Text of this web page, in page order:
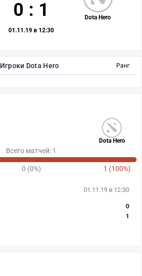
Ранг
Игроки Dota Hero
Dota Hero
0 : 1
01.11.19 в 12:30
Dota Hero
Всего матчей: 1
0 (0%) 1 (100%)
01.11.19 в 12:30
0
1